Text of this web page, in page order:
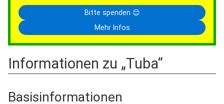
Bitte spenden 😊
Mehr Infos
Informationen zu „Tuba“
Basisinformationen